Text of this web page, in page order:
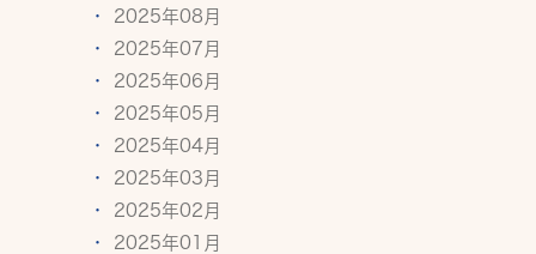
2025年08月
2025年07月
2025年06月
2025年05月
2025年04月
2025年03月
2025年02月
2025年01月